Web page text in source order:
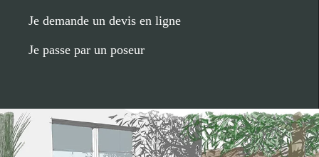
Je demande un devis en ligne
Je passe par un poseur